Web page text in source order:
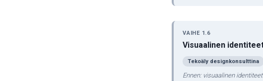
VAIHE 1.6
Visuaalinen
Tekoäly designkonsulttina
Ennen: visuaalinen